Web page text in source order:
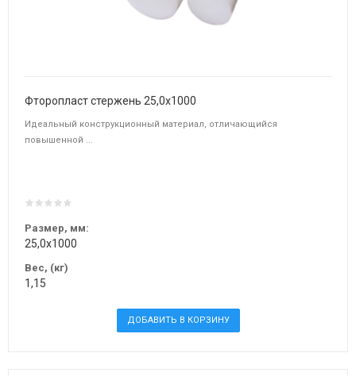
Фторопласт стержень 25,0х1000
Идеальный конструкционный материал, отличающийся
повышенной ...
Размер, мм:
25,0х1000
Вес, (кг)
1,15